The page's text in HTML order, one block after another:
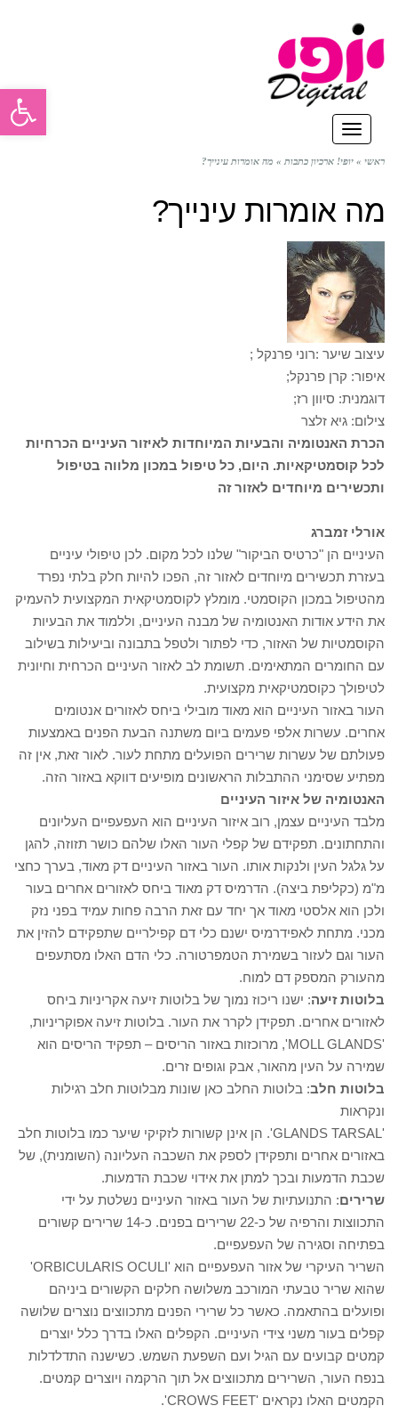
תפריט
ראשי » יופי! ארכיון כתבות » מה אומרות עינייך?
מה אומרות עינייך?
עיצוב שיער :רוני פרנקל ;
איפור: קרן פרנקל;
דוגמנית: סיוון רז;
צילום: גיא זלצר
הכרת האנטומיה והבעיות המיוחדות לאיזור העיניים הכרחיות
לכל קוסמטיקאיות. היום, כל טיפול במכון מלווה בטיפול
ותכשירים מיוחדים לאזור זה
אורלי זמברג
העיניים הן "כרטיס הביקור" שלנו לכל מקום. לכן טיפולי עיניים
בעזרת תכשירים מיוחדים לאזור זה, הפכו להיות חלק בלתי נפרד
מהטיפול במכון הקוסמטי. מומלץ לקוסמטיקאית המקצועית להעמיק
את הידע אודות האנטומיה של מבנה העיניים, וללמוד את הבעיות
הקוסמטיות של האזור, כדי לפתור ולטפל בתבונה וביעילות בשילוב
עם החומרים המתאימים. תשומת לב לאזור העיניים הכרחית וחיונית
לטיפולך כקוסמטיקאית מקצועית.
העור באזור העיניים הוא מאוד מובילי ביחס לאזורים אנטומים
אחרים. עשרות אלפי פעמים ביום משתנה הבעת הפנים באמצעות
פעולתם של עשרות שרירים הפועלים מתחת לעור. לאור זאת, אין זה
מפתיע שסימני ההתבלות הראשונים מופיעים דווקא באזור הזה.
האנטומיה של איזור העיניים
מלבד העיניים עצמן, רוב איזור העיניים הוא העפעפיים העליונים
והתחתונים. תפקידם של קפלי העור האלו שלהם כושר תזוזה, להגן
על גלגל העין ולנקות אותו. העור באזור העיניים דק מאוד, בערך כחצי
מ"מ (כקליפת ביצה). הדרמיס דק מאוד ביחס לאזורים אחרים בעור
ולכן הוא אלסטי מאוד אך יחד עם זאת הרבה פחות עמיד בפני נזק
מכני. מתחת לאפידרמיס ישנם כלי דם קפילריים שתפקידם להזין את
העור וגם לעזור בשמירת הטמפרטורה. כלי הדם האלו מסתעפים
מהעורק המספק דם למוח.
בלוטות זיעה: ישנו ריכוז נמוך של בלוטות זיעה אקריניות ביחס
לאזורים אחרים. תפקידן לקרר את העור. בלוטות זיעה אפוקריניות,
'MOLL GLANDS', מרוכזות באזור הריסים – תפקיד הריסים הוא
שמירה על העין מהאור, אבק וגופים זרים.
בלוטות חלב: בלוטות החלב כאן שונות מבלוטות חלב רגילות
ונקראות
'GLANDS TARSAL'. הן אינן קשורות לזקיקי שיער כמו בלוטות חלב
באזורים אחרים ותפקידן לספק את השכבה העליונה (השומנית), של
שכבת הדמעות ובכך למתן את אידוי שכבת הדמעות.
שרירים: התנועתיות של העור באזור העיניים נשלטת על ידי
התכווצות והרפיה של כ-22 שרירים בפנים. כ-14 שרירים קשורים
בפתיחה וסגירה של העפעפיים.
השריר העיקרי של אזור העפעפיים הוא 'ORBICULARIS OCULI'
שהוא שריר טבעתי המורכב משלושה חלקים הקשורים ביניהם
ופועלים בהתאמה. כאשר כל שרירי הפנים מתכווצים נוצרים שלושה
קפלים בעור משני צידי העיניים. הקפלים האלו בדרך כלל יוצרים
קמטים קבועים עם הגיל ועם השפעת השמש. כשישנה התדלדלות
בנפח העור, השרירים מתכווצים אל תוך הרקמה ויוצרים קמטים.
הקמטים האלו נקראים 'CROWS FEET'.
פתח